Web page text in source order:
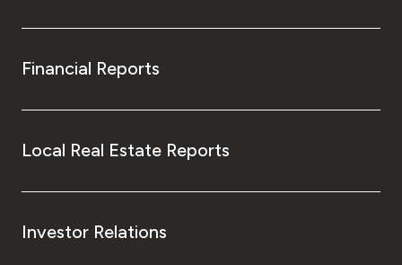
Financial Reports
Local Real Estate Reports
Investor Relations